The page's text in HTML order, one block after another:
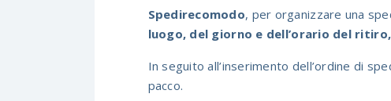
Spedirecomodo, per organizzare una
luogo, del giorno e dell’orario del
In seguito all’inserimento dell’ordine di
pacco.